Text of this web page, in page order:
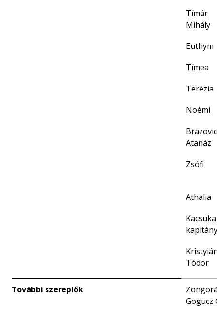
Tímár
Mihály
Euthym
Tímea
Terézia
Noémi
Atanáz
Zsófi
Athalia
Kacsuka
kapitány
Tódor
További szereplők
Gogucz